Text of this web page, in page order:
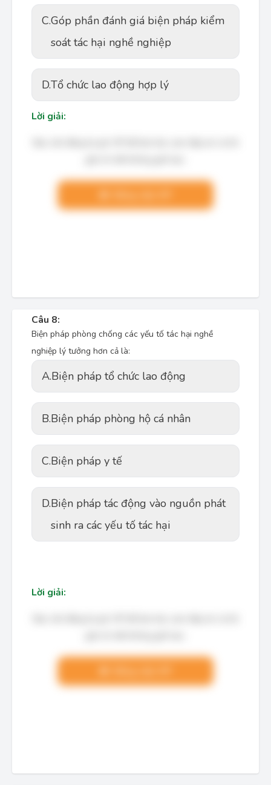
C.Góp phần đánh giá biện pháp kiểm
soát tác hại nghề nghiệp
D.Tổ chức lao động hợp lý
Lời giải:
Câu 8:
Biện pháp phòng chống các yếu tố tác hại nghề
nghiệp lý tưởng hơn cả là:
A.Biện pháp tổ chức lao động
B.Biện pháp phòng hộ cá nhân
C.Biện pháp y tế
D.Biện pháp tác động vào nguồn phát
sinh ra các yếu tố tác hại
Lời giải: